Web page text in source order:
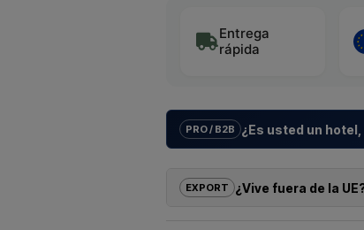
Entrega
rápida
PRO / B2B ¿Es usted un
consoluciones a medida
hasta la instalación adecuada.
EXPORT ¿Vive fuera de la